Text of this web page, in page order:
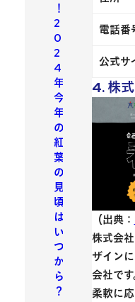
電話番
公式サ
4. 株
（出典：
株式会
ザイン
会社で
柔軟に応
！
2
0
2
4
年
今
年
の
紅
葉
の
見
頃
は
い
つ
か
ら
？